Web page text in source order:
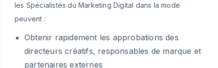
les Spécialistes du Marketing Digital dans la mode
peuvent :
Obtenir rapidement les approbations des
directeurs créatifs, responsables de marque et
partenaires externes